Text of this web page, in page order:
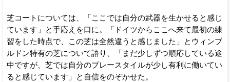
芝コートについては、「ここでは自分の武器を生かせると感じ
ています」と手応えを口に。「ドイツからここへ来て最初の練
習をした時点で、この芝は全然違うと感じました」とウィンブ
ルドン特有の芝について語り、「まだ少しずつ順応している途
中ですが、芝では自分のプレースタイルが少し有利に働いてい
ると感じています」と自信をのぞかせた。